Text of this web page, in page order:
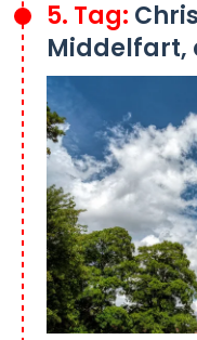
5. Tag:
Middelfart,